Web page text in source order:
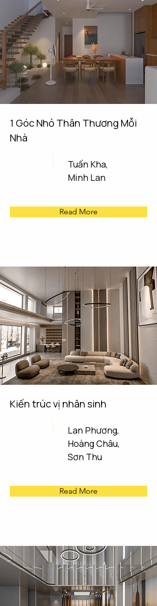
1 Góc Nhỏ Thân Thương Mỗi
Nhà
Tuấn Kha,
Minh Lan
Read More
Kiến trúc vị nhân sinh
Lan Phương,
Hoàng Châu,
Sơn Thu
Read More